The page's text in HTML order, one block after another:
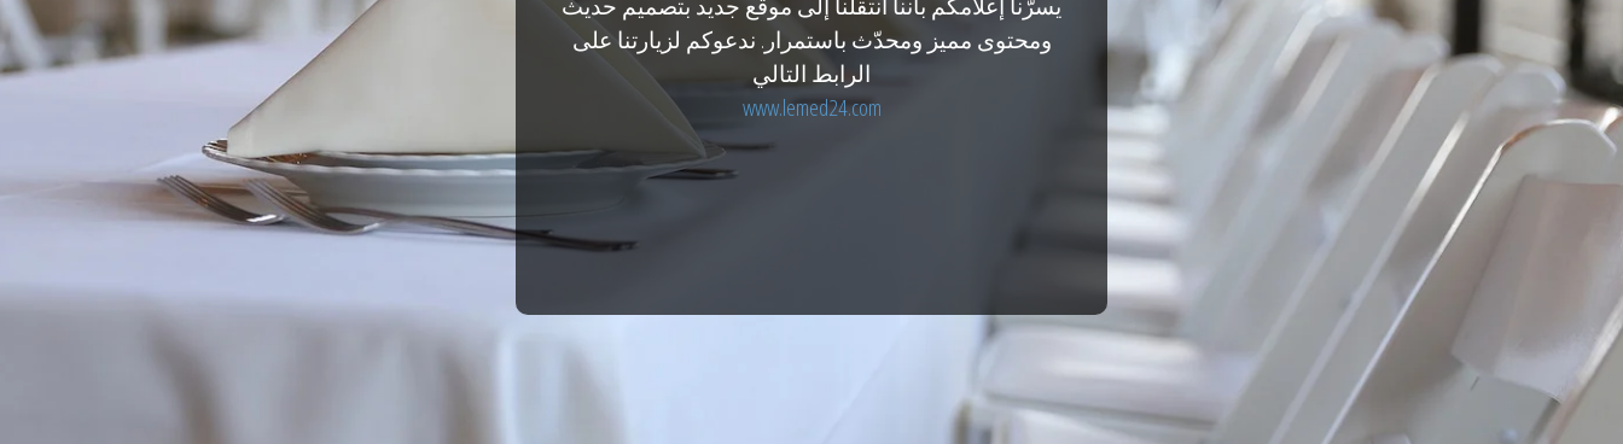
ومحتوى مميز ومحدّث باستمرار. ندعوكم لزيارتنا على
الرابط التالي
www.lemed24.com